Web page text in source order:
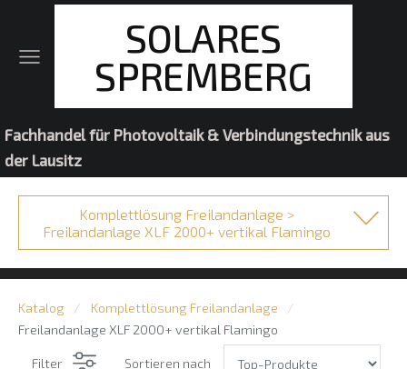
SOLARES
SPREMBERG
Fachhandel für Photovoltaik & Verbindungstechnik aus
der Lausitz
Komplettlösung Freilandanlage >
Freilandanlage XLF 2000+ vertikal Flamingo
Katalog
Komplettlösung Freilandanlage
Freilandanlage XLF 2000+ vertikal Flamingo
Filter Sortieren nach